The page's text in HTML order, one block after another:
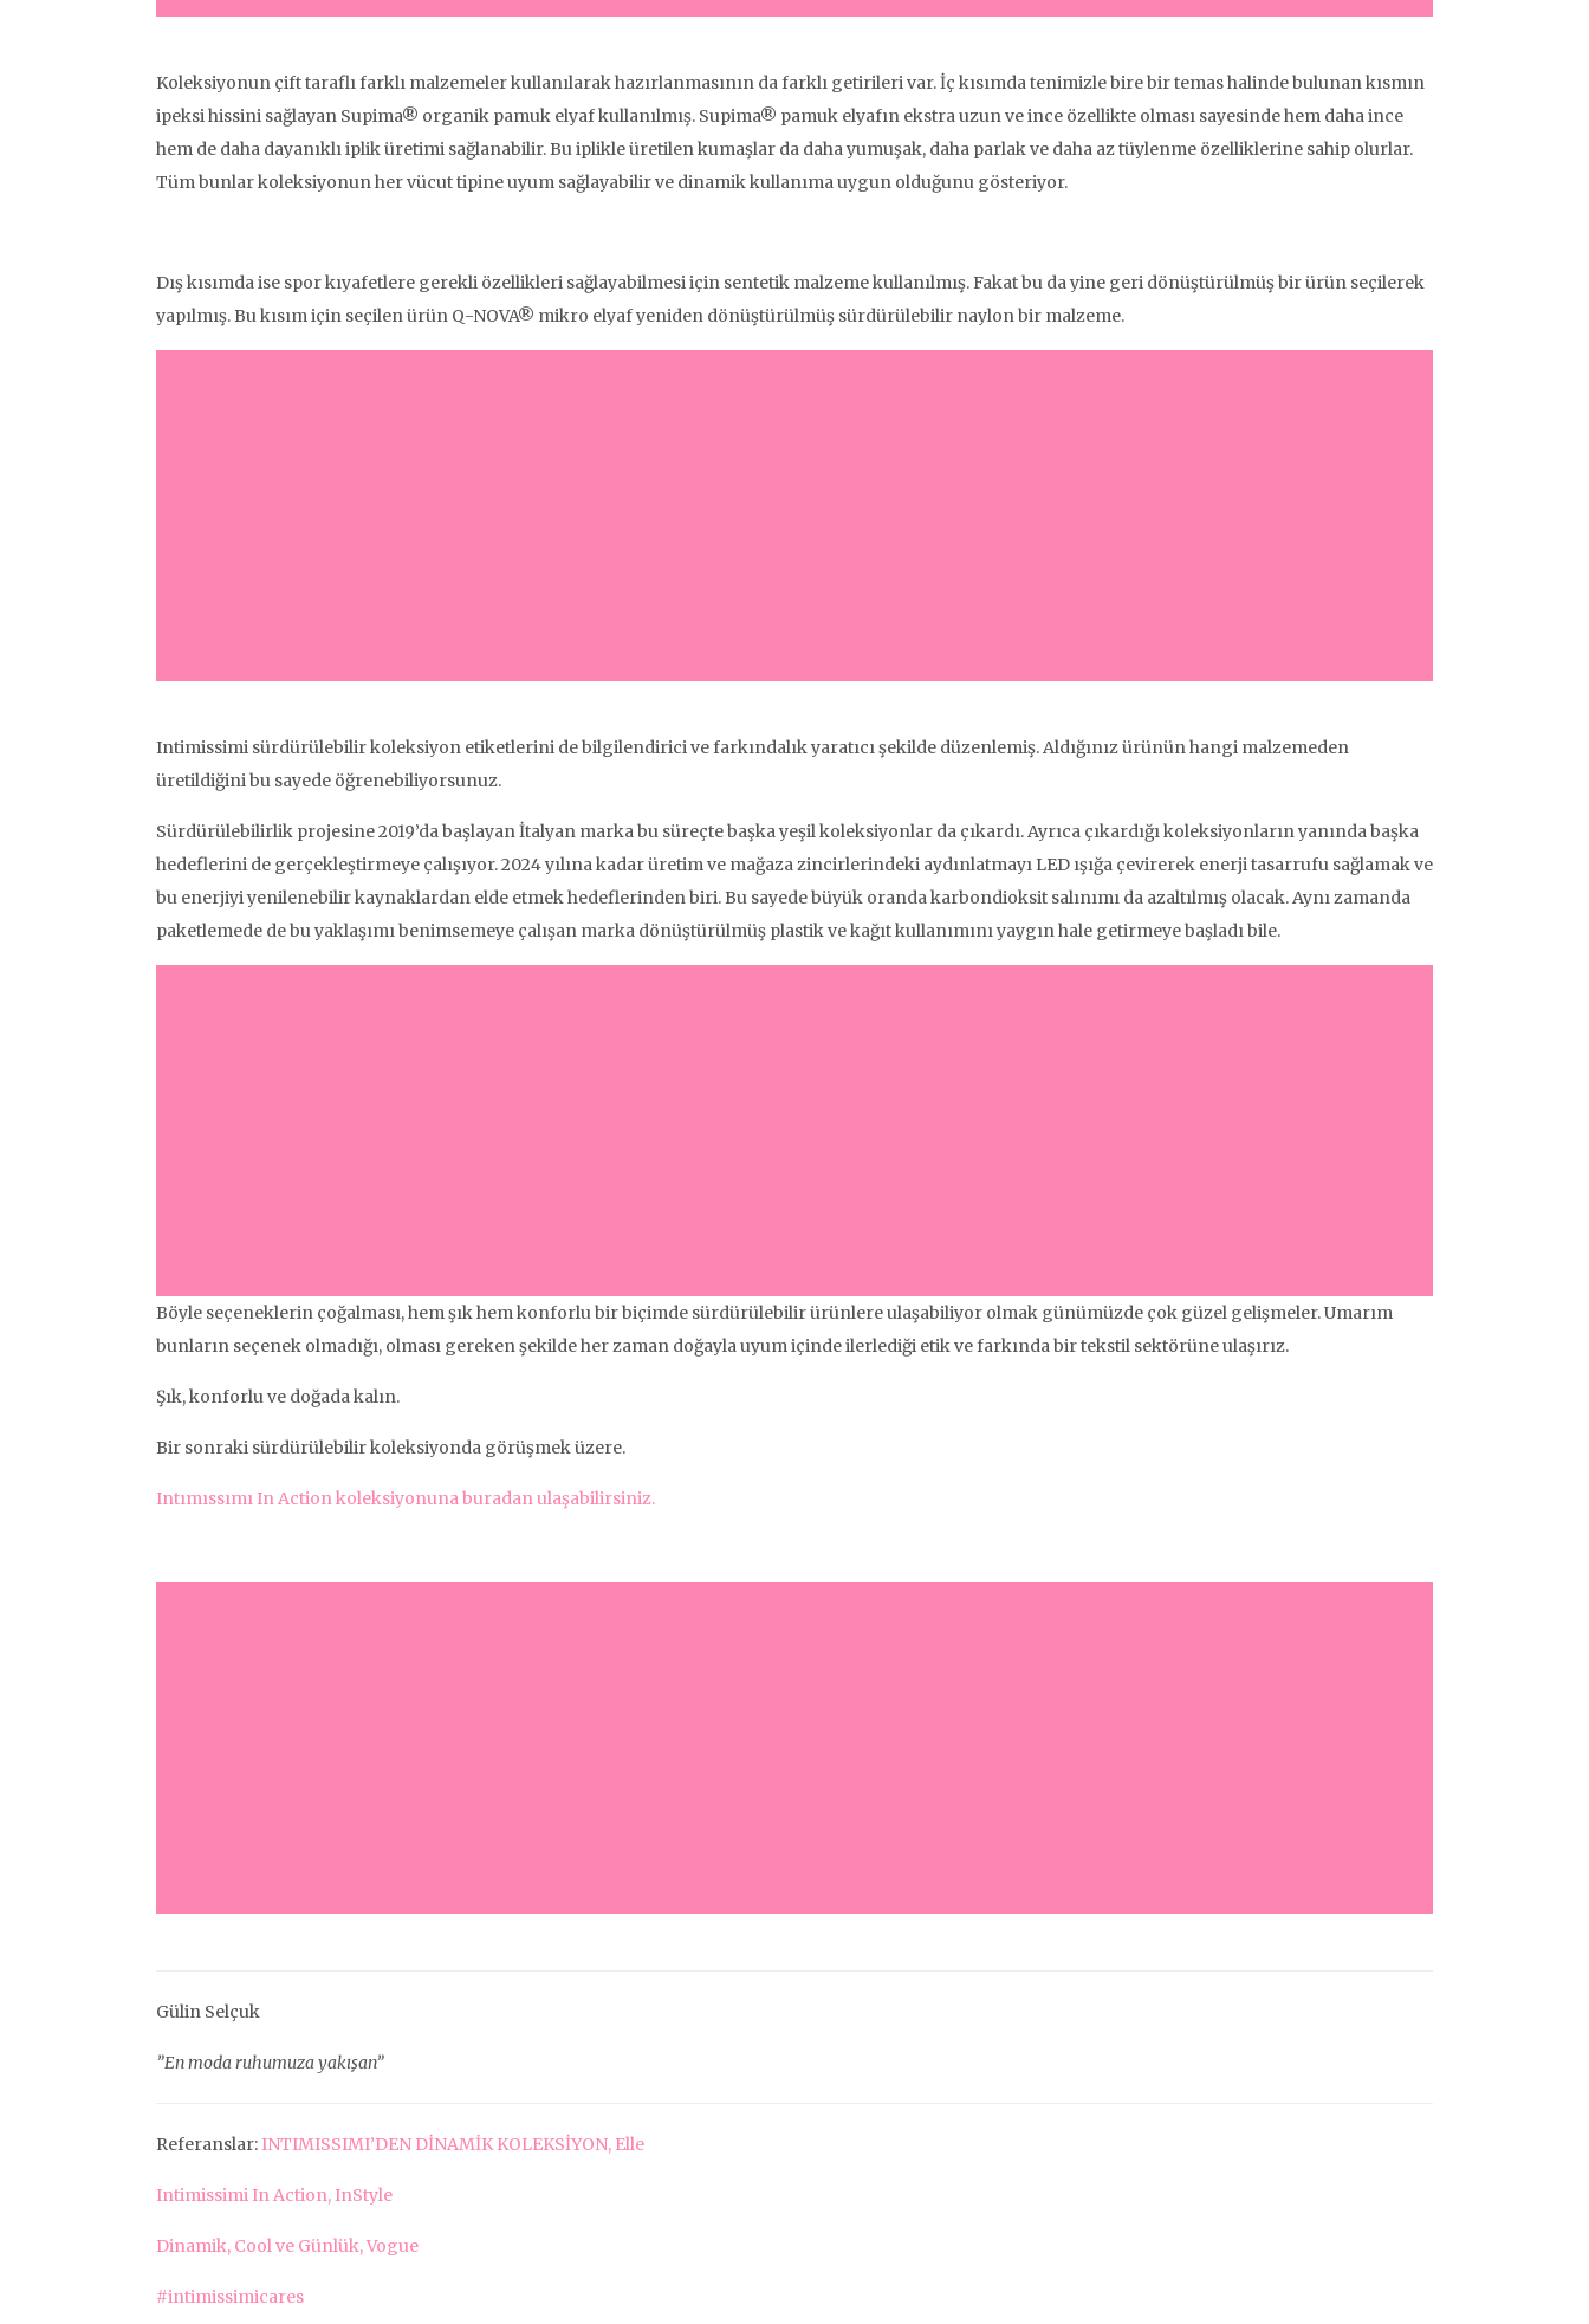
Koleksiyonun çift taraflı farklı malzemeler kullanılarak hazırlanmasının da farklı getirileri var. İç kısımda tenimizle bire bir temas halinde bulunan kısmın
ipeksi hissini sağlayan Supima® organik pamuk elyaf kullanılmış. Supima® pamuk elyafın ekstra uzun ve ince özellikte olması sayesinde hem daha ince
hem de daha dayanıklı iplik üretimi sağlanabilir. Bu iplikle üretilen kumaşlar da daha yumuşak, daha parlak ve daha az tüylenme özelliklerine sahip olurlar.
Tüm bunlar koleksiyonun her vücut tipine uyum sağlayabilir ve dinamik kullanıma uygun olduğunu gösteriyor.
Dış kısımda ise spor kıyafetlere gerekli özellikleri sağlayabilmesi için sentetik malzeme kullanılmış. Fakat bu da yine geri dönüştürülmüş bir ürün seçilerek
yapılmış. Bu kısım için seçilen ürün Q-NOVA® mikro elyaf yeniden dönüştürülmüş sürdürülebilir naylon bir malzeme.
Intimissimi sürdürülebilir koleksiyon etiketlerini de bilgilendirici ve farkındalık yaratıcı şekilde düzenlemiş. Aldığınız ürünün hangi malzemeden
üretildiğini bu sayede öğrenebiliyorsunuz.
Sürdürülebilirlik projesine 2019’da başlayan İtalyan marka bu süreçte başka yeşil koleksiyonlar da çıkardı. Ayrıca çıkardığı koleksiyonların yanında başka
hedeflerini de gerçekleştirmeye çalışıyor. 2024 yılına kadar üretim ve mağaza zincirlerindeki aydınlatmayı LED ışığa çevirerek enerji tasarrufu sağlamak ve
bu enerjiyi yenilenebilir kaynaklardan elde etmek hedeflerinden biri. Bu sayede büyük oranda karbondioksit salınımı da azaltılmış olacak. Aynı zamanda
paketlemede de bu yaklaşımı benimsemeye çalışan marka dönüştürülmüş plastik ve kağıt kullanımını yaygın hale getirmeye başladı bile.
Böyle seçeneklerin çoğalması, hem şık hem konforlu bir biçimde sürdürülebilir ürünlere ulaşabiliyor olmak günümüzde çok güzel gelişmeler. Umarım
bunların seçenek olmadığı, olması gereken şekilde her zaman doğayla uyum içinde ilerlediği etik ve farkında bir tekstil sektörüne ulaşırız.
Şık, konforlu ve doğada kalın.
Bir sonraki sürdürülebilir koleksiyonda görüşmek üzere.
Intımıssımı In Action koleksiyonuna buradan ulaşabilirsiniz.
Gülin Selçuk
”En moda ruhumuza yakışan”
Referanslar:INTIMISSIMI’DEN DİNAMİK KOLEKSİYON, Elle
Intimissimi In Action, InStyle
Dinamik, Cool ve Günlük, Vogue
#intimissimicares